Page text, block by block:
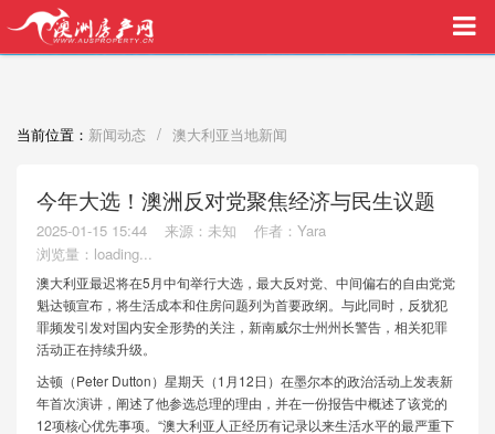
买家中介VIP服务，助您安心购房
当前位置： 新闻动态 / 澳大利亚当地新闻
今年大选！澳洲反对党聚焦经济与民生议题
2025-01-15 15:44 来源：未知
作者：Yara
浏览量： loading...
澳大利亚最迟将在5月中旬举行大选，最大反对党、中间偏右的自由党党
魁达顿宣布，将生活成本和住房问题列为首要政纲。与此同时，反犹犯
罪频发引发对国内安全形势的关注，新南威尔士州州长警告，相关犯罪
活动正在持续升级。
达顿（Peter Dutton）星期天（1月12日）在墨尔本的政治活动上发表新
年首次演讲，阐述了他参选总理的理由，并在一份报告中概述了该党的
12项核心优先事项。“澳大利亚人正经历有记录以来生活水平的最严重下